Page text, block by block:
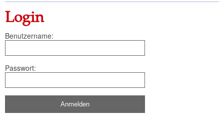
Login
Benutzername:
Passwort: